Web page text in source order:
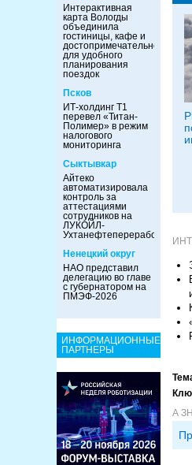
Интерактивная
карта Вологды
объединила
гостиницы, кафе и
достопримечательности
для удобного
планирования
поездок
Псков
ИТ-холдинг Т1
перевел «Титан-
Полимер» в режим
налогового
мониторинга
Сыктывкар
Айтеко
автоматизировала
контроль за
аттестациями
сотрудников на
ЛУКОЙЛ-
Ухтанефтепереработка
Ненецкий округ
НАО представил
делегацию во главе
с губернатором на
ПМЭФ-2026
ИНФОРМАЦИОННЫЕ
ПАРТНЕРЫ
А